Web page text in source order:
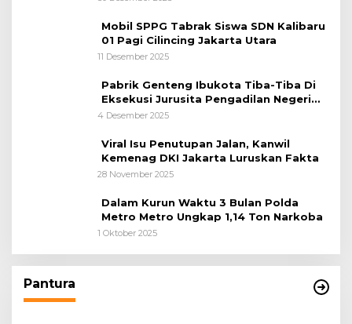
Mobil SPPG Tabrak Siswa SDN Kalibaru
01 Pagi Cilincing Jakarta Utara
11 Desember 2025
Pabrik Genteng Ibukota Tiba-Tiba Di
Eksekusi Jurusita Pengadilan Negeri
Tangerang, Diduga Cacat Hukum Sejak
4 Desember 2025
Viral Isu Penutupan Jalan, Kanwil
Kemenag DKI Jakarta Luruskan Fakta
28 November 2025
Dalam Kurun Waktu 3 Bulan Polda
Metro Metro Ungkap 1,14 Ton Narkoba
1 Oktober 2025
Pantura